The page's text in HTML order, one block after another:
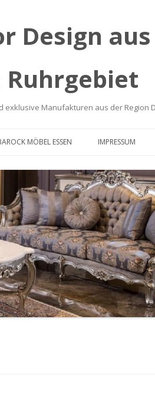
Design
Ruhrgebiet
Manufakturen aus der Region
toMÖBEL ESSEN IMPRESSUM